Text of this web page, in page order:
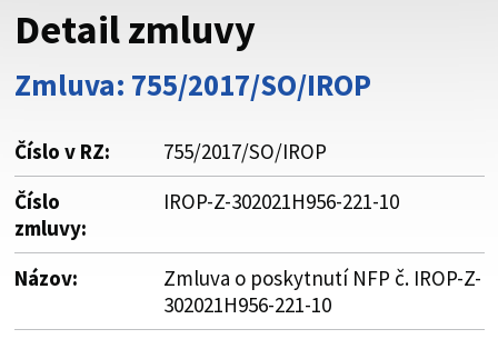
Buďte pozorní a vždy sa uistite, že zdieľate informácie iba
cez zabezpečenú webovú stránku. Zabezpečená stránka
vždy začína https:// pred názvom domény webového sídla.
Detail zmluvy
Zmluva: 755/2017/SO/IROP
Číslo v RZ:
755/2017/SO/IROP
Číslo
zmluvy:
IROP-Z-302021H956-221-10
Názov:
Zmluva o poskytnutí NFP č. IROP-Z-
302021H956-221-10